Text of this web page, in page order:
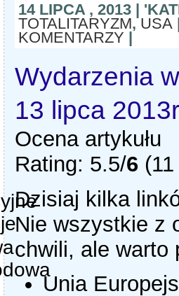
14 LIPCA , 2013 |
TOTALITARYZM,USA
KOMENTARZY |
Wydarzenia
13 lipca
Ocena artykułu
Rating: 5.5/6
Dzisiaj kilka
Nie wszystkie z
chwili, ale warto
Unia